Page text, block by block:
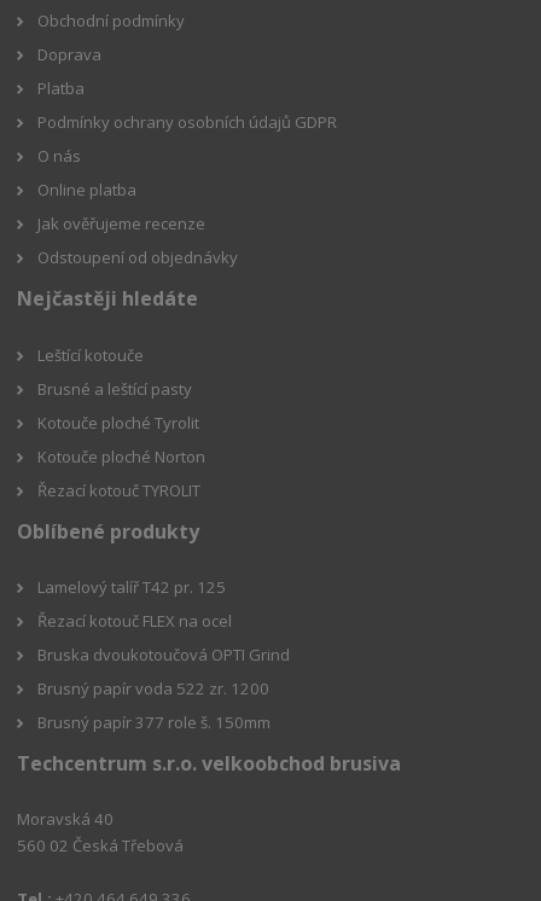
Obchodní podmínky
Doprava
Platba
Podmínky ochrany osobních údajů GDPR
O nás
Online platba
Jak ověřujeme recenze
Odstoupení od objednávky
Nejčastěji hledáte
Leštící kotouče
Brusné a leštící pasty
Kotouče ploché Tyrolit
Kotouče ploché Norton
Řezací kotouč TYROLIT
Oblíbené produkty
Lamelový talíř T42 pr. 125
Řezací kotouč FLEX na ocel
Bruska dvoukotoučová OPTI Grind
Brusný papír voda 522 zr. 1200
Brusný papír 377 role š. 150mm
Techcentrum s.r.o. velkoobchod brusiva
Moravská 40
560 02 Česká Třebová